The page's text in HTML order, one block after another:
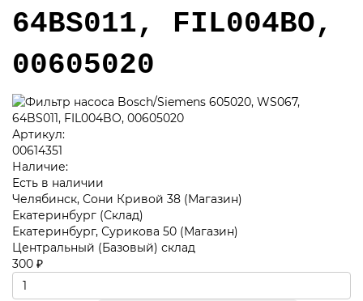
64BS011, FIL004BO,
00605020
Артикул:
00614351
Наличие:
Есть в наличии
Челябинск, Сони Кривой 38 (Магазин)
Екатеринбург (Склад)
Екатеринбург, Сурикова 50 (Магазин)
Центральный (Базовый) склад
300 ₽